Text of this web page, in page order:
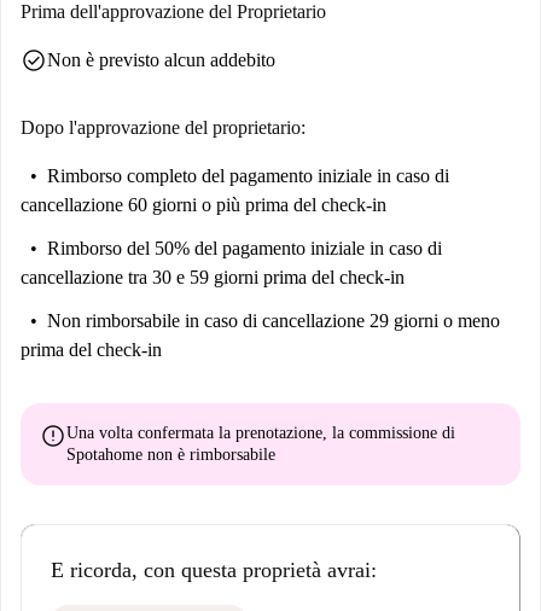
Prima dell'approvazione del Proprietario
check_circleNon è previsto alcun addebito
Dopo l'approvazione del proprietario:
Rimborso completo del pagamento iniziale in caso di
cancellazione 60 giorni o più prima del check-in
Rimborso del 50% del pagamento iniziale in caso di
cancellazione tra 30 e 59 giorni prima del check-in
Non rimborsabile in caso di cancellazione 29 giorni o meno
prima del check-in
errorUna volta confermata la prenotazione, la commissione di
Spotahome non è rimborsabile
E ricorda, con questa proprietà avrai: